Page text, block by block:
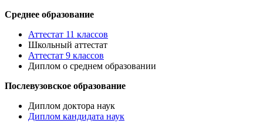
Среднее образование
Аттестат 11 классов
Школьный аттестат
Аттестат 9 классов
Диплом о среднем образовании
Послевузовское образование
Диплом доктора наук
Диплом кандидата наук